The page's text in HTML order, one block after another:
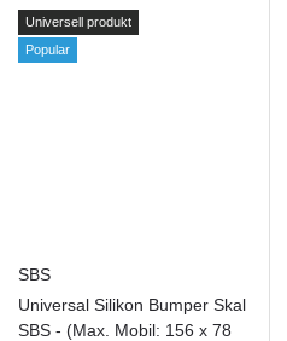
Universell produkt
Popular
SBS
Universal Silikon Bumper Skal
SBS - (Max. Mobil: 156 x 78